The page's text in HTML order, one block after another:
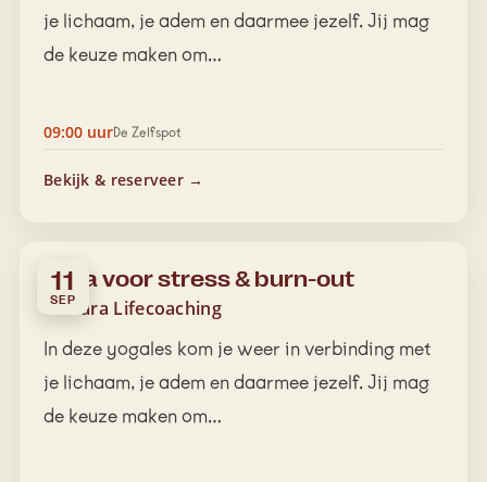
je lichaam, je adem en daarmee jezelf. Jij mag
de keuze maken om…
09:00 uurDe Zelfspot
Bekijk & reserveer →
11
SEP
Yoga voor stress & burn-out
Tamara Lifecoaching
In deze yogales kom je weer in verbinding met
je lichaam, je adem en daarmee jezelf. Jij mag
de keuze maken om…